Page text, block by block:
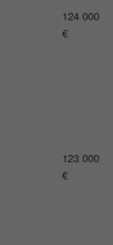
116 000
€
114 000
€